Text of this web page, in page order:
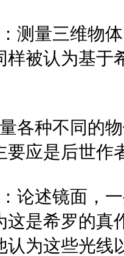
测量三维物
样被认为基
各种不同的
要应是后世作
论述镜面，
这是希罗的真
认为这些光线